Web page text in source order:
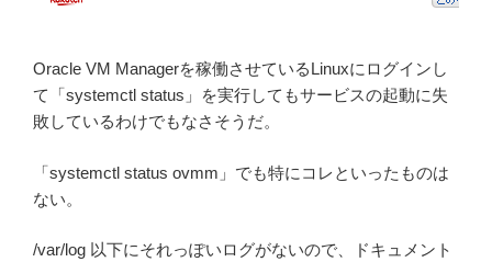
Oracle VM Managerを稼働させているLinuxにログインし
て「systemctl status」を実行してもサービスの起動に失
敗しているわけでもなさそうだ。
「systemctl status ovmm」でも特にコレといったものは
ない。
/var/log 以下にそれっぽいログがないので、ドキュメント